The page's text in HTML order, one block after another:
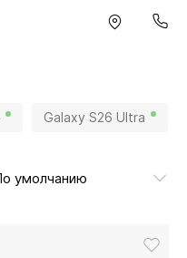
Galaxy S26 Ultra